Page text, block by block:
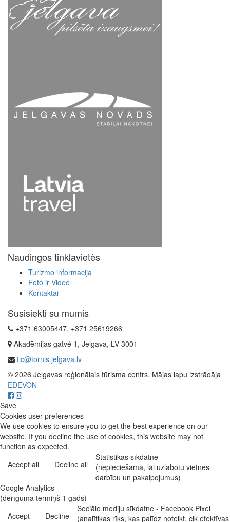
Naudingos tinklavietės
Turizmo informacija
Foto ir Video
Kontaktai
Susisiekti su mumis
+371 63005447, +371 25619266
Akadēmijas gatvė 1, Jelgava, LV-3001
tic@tornis.jelgava.lv
© 2026 Jelgavas reģionālais tūrisma centrs. Mājas lapu izstrādāja
EDEVON
Save
Cookies user preferences
We use cookies to ensure you to get the best experience on our
website. If you decline the use of cookies, this website may not
function as expected.
Accept all
Decline all
Statistikas sīkdatne
(nepieciešama, lai uzlabotu vietnes
darbību un pakalpojumus)
Google Analytics
(derīguma termiņš 1 gads)
Accept
Decline
Sociālo mediju sīkdatne - Facebook Pixel
(analītikas rīks, kas palīdz noteikt, cik efektīvas